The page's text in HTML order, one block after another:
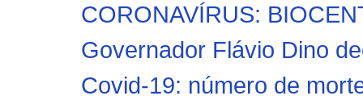
CORONAVÍRUS:
Governador Flávio Dino
Covid-19: número de